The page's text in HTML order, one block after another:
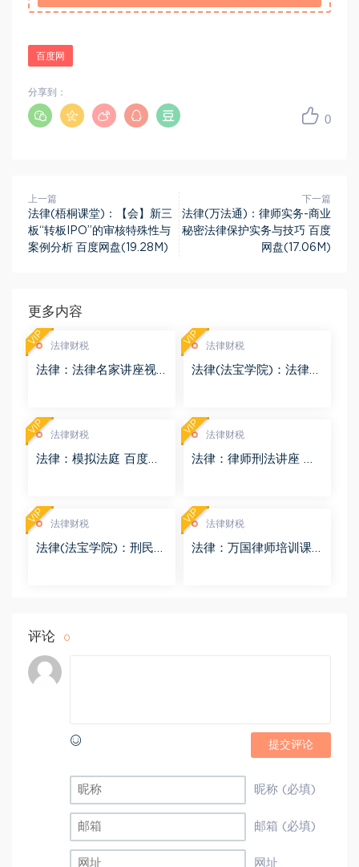
百度网
0
分享到：
上一篇
法律(梧桐课堂)：【会】新三
板“转板IPO”的审核特殊性与
案例分析 百度网盘(19.28M)
下一篇
法律(万法通)：律师实务-商业
秘密法律保护实务与技巧 百度
网盘(17.06M)
更多内容
法律财税
法律：法律名家讲座视
VIP 法律财税
法律(法宝学院)：法律信
VIP
法律财税
法律：模拟法庭 百度网
VIP 法律财税
法律：律师刑法讲座 百
VIP
法律财税
法律(法宝学院)：刑民交
VIP 法律财税
法律：万国律师培训课
VIP
评论 0
提交评论
昵称 (必填)
邮箱 (必填)
网址